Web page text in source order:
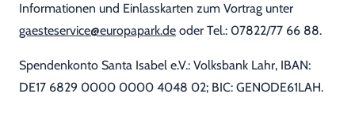
Informationen und Einlasskarten zum Vortrag unter
gaesteservice@europapark.de oder Tel.: 07822/77 66 88.
Spendenkonto Santa Isabel e.V.: Volksbank Lahr, IBAN:
DE17 6829 0000 0000 4048 02; BIC: GENODE61LAH.